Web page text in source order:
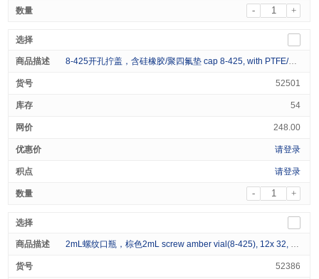
- +
8-425开孔拧盖，含硅橡胶/聚四氟垫 cap 8-425, with PTFE/silicone lined, 100/pk
52501
54
248.00
请登录
请登录
- +
2mL螺纹口瓶，棕色2mL screw amber vial(8-425), 12x 32, 100/pk
52386